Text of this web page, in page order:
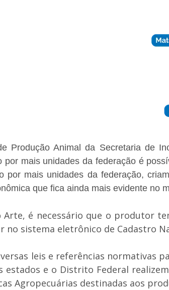
Produção Animal da Secretaria de
por mais unidades da federação é
por mais unidades da federação,
que fica ainda mais evidente no
Arte, é necessário que o produtor
no sistema eletrônico de Cadastro
leis e referências normativas
e o Distrito Federal
Agropecuárias destinadas aos